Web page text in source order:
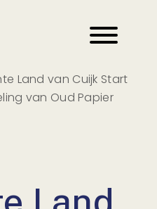
Land van Cuijk Start
van Oud Papier